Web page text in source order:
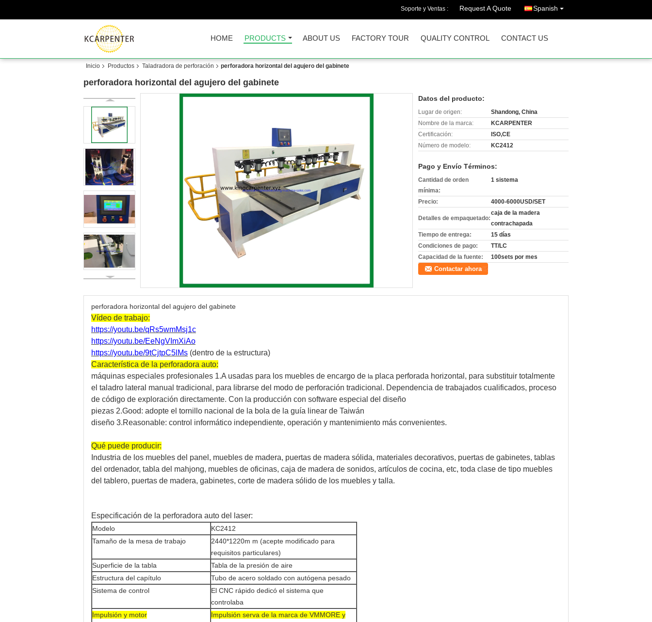
Soporte y Ventas : Request A Quote Spanish
HOME PRODUCTS ABOUT US FACTORY TOUR QUALITY CONTROL CONTACT US
Inicio Productos Taladradora de perforación perforadora horizontal del agujero del gabinete
perforadora horizontal del agujero del gabinete
Datos del producto:
Lugar de origen:
Shandong, China
Nombre de la marca:
KCARPENTER
Certificación:
ISO,CE
Número de modelo:
KC2412
Pago y Envío Términos:
Cantidad de orden
mínima:
1 sistema
Precio: 4000-6000USD/SET
Detalles de empaquetado:
caja de la madera
contrachapada
Tiempo de entrega:
15 días
Condiciones de pago:
TT/LC
Capacidad de la fuente:
100sets por mes
Contactar ahora
perforadora horizontal del agujero del gabinete
Vídeo de trabajo:
https://youtu.be/qRs5wmMsj1c
https://youtu.be/EeNgVImXiAo
https://youtu.be/9tCjtpC5lMs (dentro de la estructura)
Característica de la perforadora auto:
máquinas especiales profesionales 1.A usadas para los muebles de encargo de la placa perforada horizontal, para substituir totalmente
el taladro lateral manual tradicional, para librarse del modo de perforación tradicional. Dependencia de trabajados cualificados, proceso
de código de exploración directamente. Con la producción con software especial del diseño
piezas 2.Good: adopte el tornillo nacional de la bola de la guía linear de Taiwán
diseño 3.Reasonable: control informático independiente, operación y mantenimiento más convenientes.
Qué puede producir:
Industria de los muebles del panel, muebles de madera, puertas de madera sólida, materiales decorativos, puertas de gabinetes, tablas
del ordenador, tabla del mahjong, muebles de oficinas, caja de madera de sonidos, artículos de cocina, etc, toda clase de tipo muebles
del tablero, puertas de madera, gabinetes, corte de madera sólido de los muebles y talla.
Especificación de la perforadora auto del laser:
Modelo
KC2412
Tamaño de la mesa de trabajo
2440*1220m m (acepte modificado para
requisitos particulares)
Superficie de la tabla
Tabla de la presión de aire
Estructura del capítulo
Tubo de acero soldado con autógena pesado
Sistema de control
El CNC rápido dedicó el sistema que
controlaba
Impulsión y motor
Impulsión serva de la marca de VMMORE y